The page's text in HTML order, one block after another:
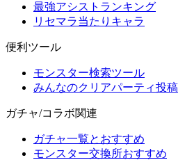
最強アシストランキング
リセマラ当たりキャラ
便利ツール
モンスター検索ツール
みんなのクリアパーティ投稿
ガチャ/コラボ関連
ガチャ一覧とおすすめ
モンスター交換所おすすめ